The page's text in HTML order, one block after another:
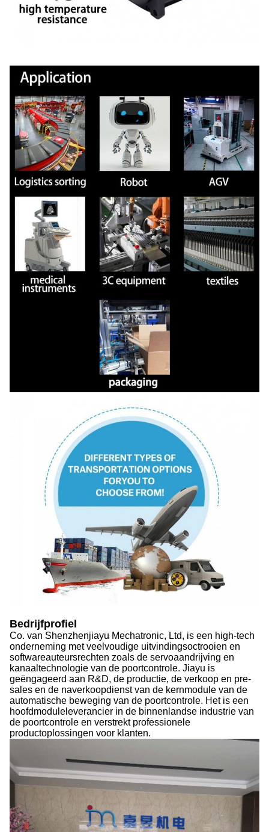
Bedrijfprofiel
Co. van Shenzhenjiayu Mechatronic, Ltd, is een high-tech
onderneming met veelvoudige uitvindingsoctrooien en
softwareauteursrechten zoals de servoaandrijving en
kanaaltechnologie van de poortcontrole. Jiayu is
geëngageerd aan R&D, de productie, de verkoop en pre-
sales en de naverkoopdienst van de kernmodule van de
automatische beweging van de poortcontrole. Het is een
hoofdmoduleleverancier in de binnenlandse industrie van
de poortcontrole en verstrekt professionele
productoplossingen voor klanten.